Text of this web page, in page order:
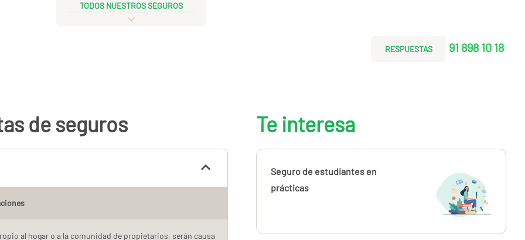
TODOS NUESTROS SEGUROS
RESPUESTAS 91 898 10 18
de seguros
al hogar o a la comunidad de propietarios, serán causa
Te interesa
Seguro de estudiantes en
prácticas